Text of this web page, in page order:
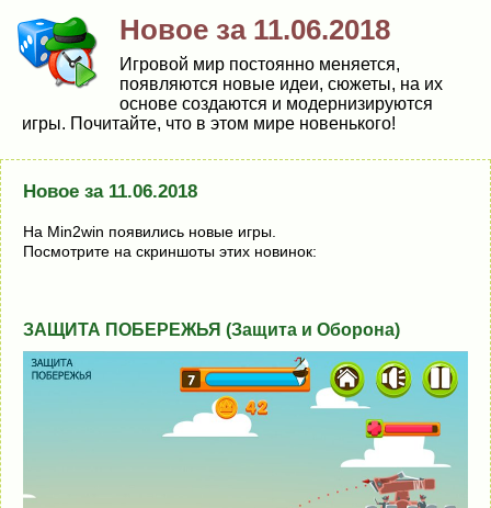
Новое за 11.06.2018
Игровой мир постоянно меняется,
появляются новые идеи, сюжеты, на их
основе создаются и модернизируются
игры. Почитайте, что в этом мире новенького!
Новое за 11.06.2018
На Min2win появились новые игры.
Посмотрите на скриншоты этих новинок:
ЗАЩИТА ПОБЕРЕЖЬЯ (Защита и Оборона)